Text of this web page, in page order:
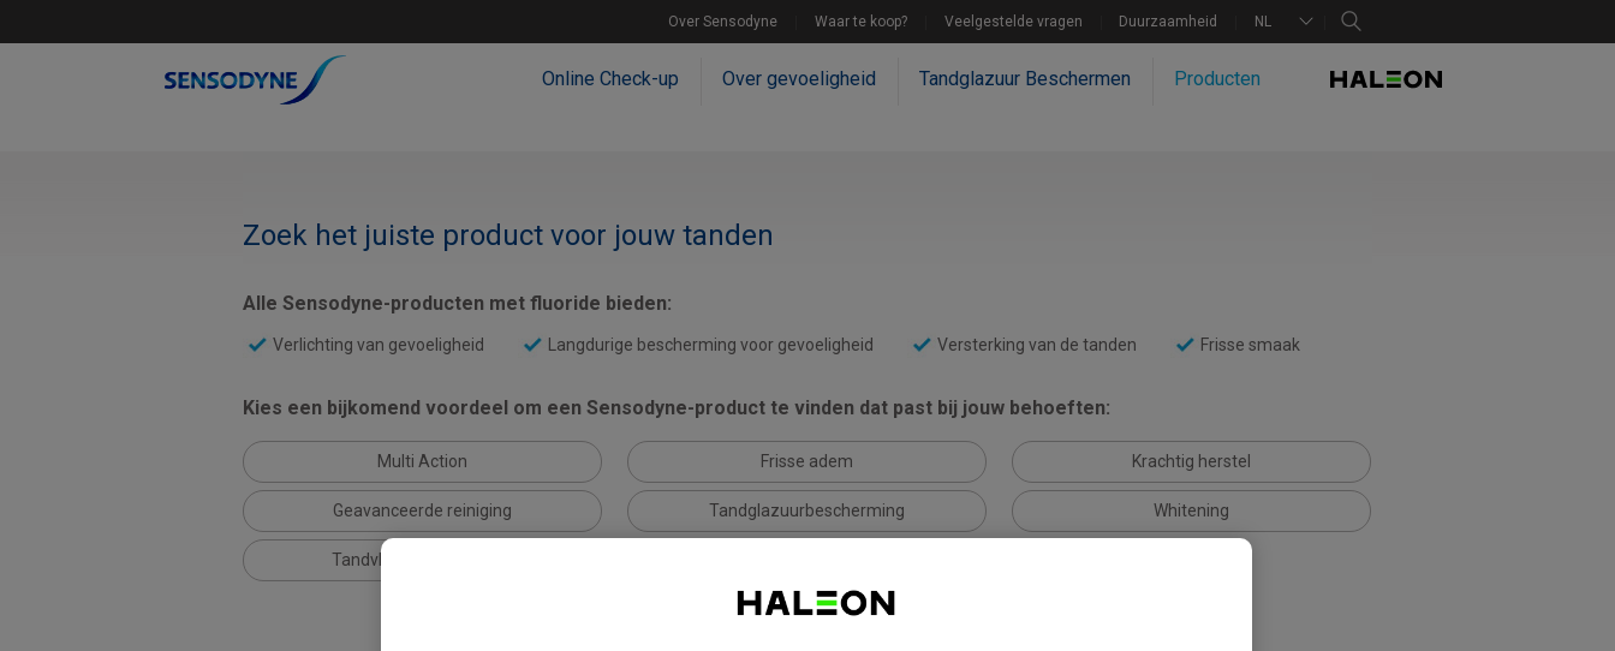
Over Sensodyne Waar te koop? Veelgestelde vragen Duurzaamheid NL
Online Check-up Over gevoeligheid Tandglazuur Beschermen Producten
Zoek het juiste product voor jouw tanden
Alle Sensodyne-producten met fluoride bieden:
Verlichting van gevoeligheid Langdurige bescherming voor gevoeligheid Versterking van de tanden Frisse smaak
Kies een bijkomend voordeel om een Sensodyne-product te vinden dat past bij jouw behoeften:
Multi Action Frisse adem Krachtig herstel
Geavanceerde reiniging Tandglazuurbescherming Whitening
Tandvlees bescherming